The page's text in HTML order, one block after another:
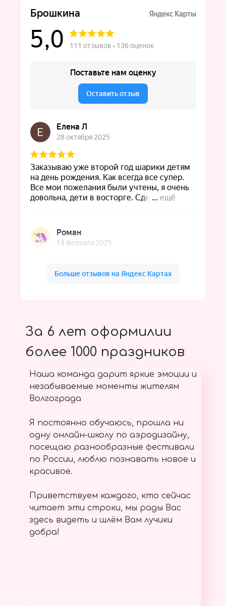
За 6 лет оформилии
более 1000 праздников
Наша команда дарит яркие эмоции и
незабываемые моменты жителям
Волгограда
Я постоянно обучаюсь, прошла ни
одну онлайн-школу по аэродизайну,
посещаю разнообразные фестивали
по России, люблю познавать новое и
красивое.
Приветствуем каждого, кто сейчас
читает эти строки, мы рады Вас
здесь видеть и шлём Вам лучики
добра!